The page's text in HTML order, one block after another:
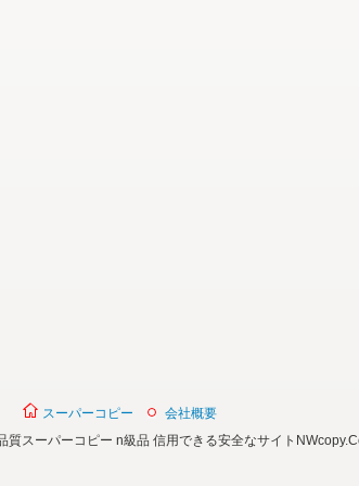
スーパーコピー
会社概要
スーパーコピー n級品 信用できる安全なサイト